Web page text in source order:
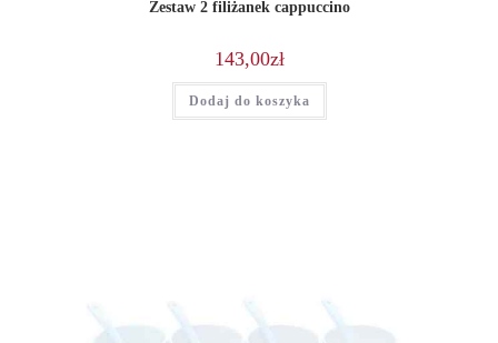
Zestaw 2 filiżanek cappuccino
143,00zł
Dodaj do koszyka